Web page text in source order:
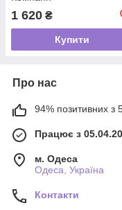
1 620 ₴
Купити
Про нас
94% позитивних з
Працює з
м. Одеса
Одеса, Україна
Контакти